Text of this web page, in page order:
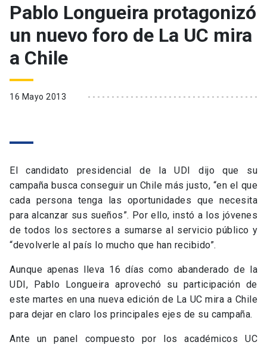
Pablo Longueira protagonizó
un nuevo foro de La UC mira
a Chile
16 Mayo 2013
El candidato presidencial de la UDI dijo que su
campaña busca conseguir un Chile más justo, “en el que
cada persona tenga las oportunidades que necesita
para alcanzar sus sueños”. Por ello, instó a los jóvenes
de todos los sectores a sumarse al servicio público y
“devolverle al país lo mucho que han recibido”.
Aunque apenas lleva 16 días como abanderado de la
UDI, Pablo Longueira aprovechó su participación de
este martes en una nueva edición de La UC mira a Chile
para dejar en claro los principales ejes de su campaña.
Ante un panel compuesto por los académicos UC